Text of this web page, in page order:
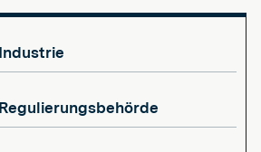
Industrie
Regulierungsbehörde